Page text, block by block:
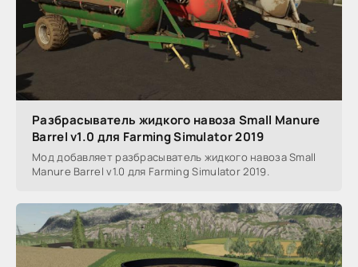
Разбрасыватель жидкого навоза Small Manure
Barrel v1.0 для Farming Simulator 2019
Мод добавляет разбрасыватель жидкого навоза Small
Manure Barrel v1.0 для Farming Simulator 2019.